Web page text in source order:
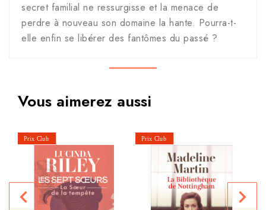
secret familial ne ressurgisse et la menace de
perdre à nouveau son domaine la hante. Pourra-t-
elle enfin se libérer des fantômes du passé ?
Vous aimerez aussi
navigate_before navigate_next